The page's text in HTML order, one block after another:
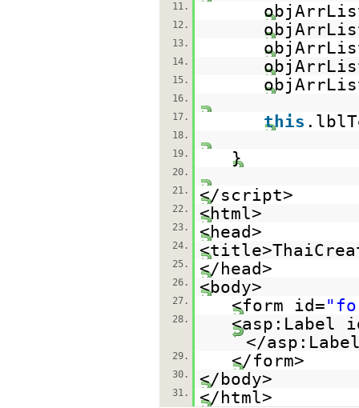
11.
12.
13.
14.
15.
16.
17.
this
18.
19.
}
20.
21.
</script>
22. <html>
23. <head>
24.
25. </head>
26. <body>
27. <form id=
28.
<asp:Label
</
29. </form>
30. </body>
31. </html>